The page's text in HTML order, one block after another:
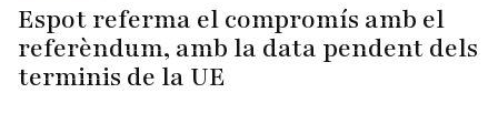
Espot referma el compromís amb el
referèndum, amb la data pendent dels
terminis de la UE